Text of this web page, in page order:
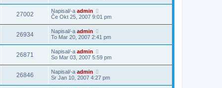
27002 Napisal/-a admin
Če Okt 25, 2007 9:01 pm
26934 Napisal/-a admin
To Mar 20, 2007 2:41 pm
26871 Napisal/-a admin
So Mar 03, 2007 5:59 pm
26846 Napisal/-a admin
Sr Jan 10, 2007 4:27 pm